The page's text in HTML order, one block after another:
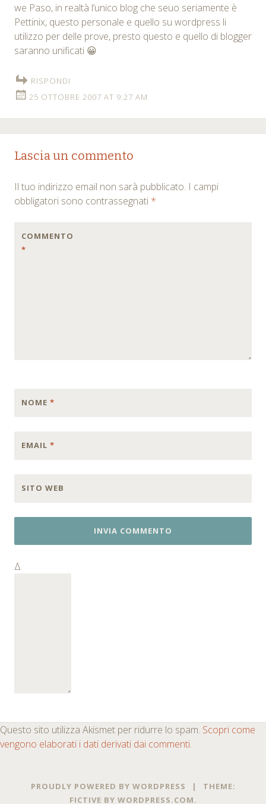
we Paso, in realtà l’unico blog che seuo seriamente è
Pettinix, questo personale e quello su wordpress li
utilizzo per delle prove, presto questo e quello di blogger
saranno unificati 😀
RISPONDI
25 OTTOBRE 2007 AT 9:27 AM
Lascia un commento
Il tuo indirizzo email non sarà pubblicato. I campi
obbligatori sono contrassegnati *
COMMENTO
*
NOME *
EMAIL *
SITO WEB
Δ
Questo sito utilizza Akismet per ridurre lo spam. Scopri come
vengono elaborati i dati derivati dai commenti.
PROUDLY POWERED BY WORDPRESS |
THEME:
FICTIVE BY WORDPRESS.COM.